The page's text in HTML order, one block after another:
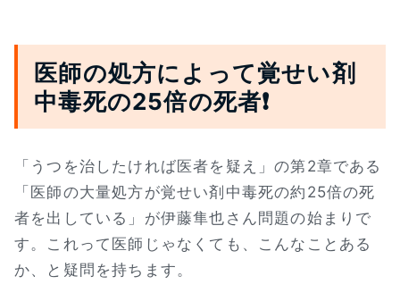
医師の処方によって覚せい剤
中毒死の25倍の死者❗
「うつを治したければ医者を疑え」の第2章である
「医師の大量処方が覚せい剤中毒死の約25倍の死
者を出している」が伊藤隼也さん問題の始まりで
す。これって医師じゃなくても、こんなことある
か、と疑問を持ちます。